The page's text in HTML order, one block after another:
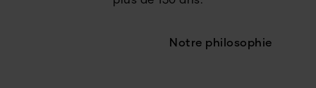
Notre philosophie